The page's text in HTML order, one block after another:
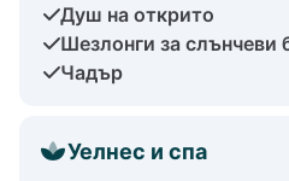
Душ на открито
Шезлонги за слънчеви
Чадър
Уелнес и спа